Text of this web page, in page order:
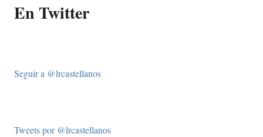
En Twitter
Seguir a @lrcastellanos
Tweets por @lrcastellanos